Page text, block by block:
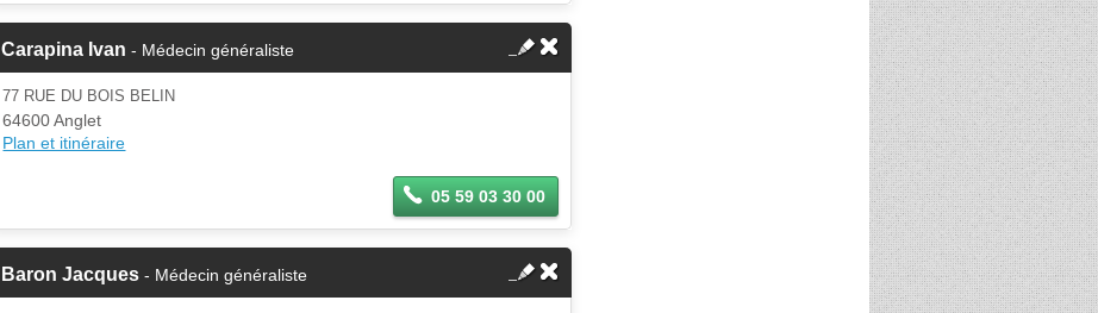
Carapina Ivan - Médecin généraliste
77 RUE DU BOIS BELIN
64600 Anglet
Plan et itinéraire
05 59 03 30 00
Baron Jacques - Médecin généraliste